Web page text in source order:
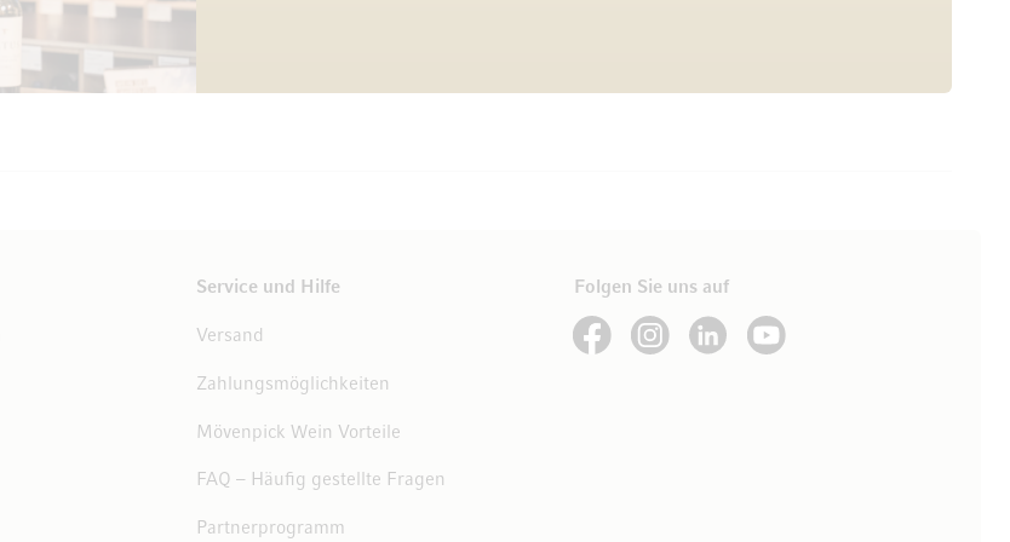
Service und Hilfe
Versand
Zahlungsmöglichkeiten
Mövenpick Wein Vorteile
FAQ – Häufig gestellte Fragen
Partnerprogramm
Folgen Sie uns auf
See our FacebookSee our Instagram account
See our LinkedInSee our YouTube channel